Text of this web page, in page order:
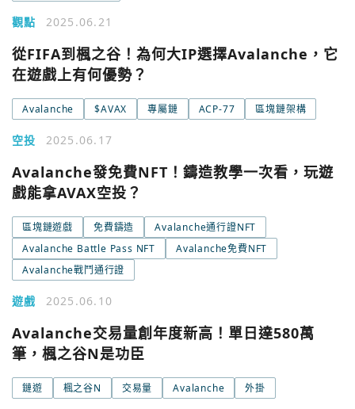
觀點 2025.06.21
從FIFA到楓之谷！為何大IP選擇Avalanche，它
在遊戲上有何優勢？
Avalanche $AVAX 專屬鏈 ACP-77 區塊鏈架構
空投 2025.06.17
Avalanche發免費NFT！鑄造教學一次看，玩遊
戲能拿AVAX空投？
區塊鏈遊戲 免費鑄造
Avalanche通行證NFT
Avalanche Battle Pass NFT
Avalanche免費NFT
Avalanche戰鬥通行證
遊戲 2025.06.10
Avalanche交易量創年度新高！單日達580萬
筆，楓之谷N是功臣
鏈遊 楓之谷N 交易量 Avalanche 外掛
今日熱門
使用以下帳號繼續
Google
Email
您已閒置5分鐘，請點擊關閉按鈕或空白處，即可回到加密
今日熱門
關閉